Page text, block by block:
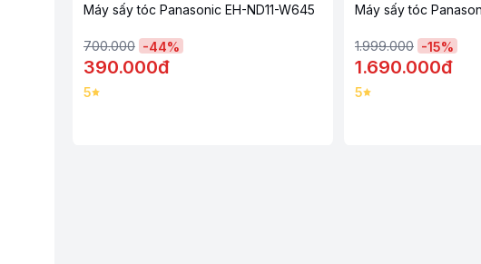
Máy sấy tóc Panasonic EH-ND11-W645
700.000 -44%
390.000đ
5
Máy sấy tóc
1.999.000 -15%
1.690.000đ
5